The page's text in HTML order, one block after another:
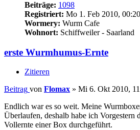
Beiträge: 1098
Registriert: Mo 1. Feb 2010, 00:20
Wormery: Wurm Cafe
Wohnort: Schiffweiler - Saarland
erste Wurmhumus-Ernte
Zitieren
Beitrag von Flomax » Mi 6. Okt 2010,
Endlich war es so weit. Meine
Überlaufen, deshalb habe ich Vorgestern
Vollernte einer Box durchgeführt.